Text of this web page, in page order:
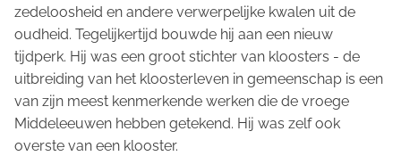
zedeloosheid en andere verwerpelijke kwalen uit de
oudheid. Tegelijkertijd bouwde hij aan een nieuw
tijdperk. Hij was een groot stichter van kloosters - de
uitbreiding van het kloosterleven in gemeenschap is een
van zijn meest kenmerkende werken die de vroege
Middeleeuwen hebben getekend. Hij was zelf ook
overste van een klooster.